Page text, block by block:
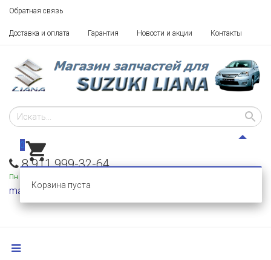
Обратная связь
Доставка и оплата Гарантия Новости и акции Контакты
8 911 999-32-64
Пн - Пт: 10 - 18,
mail@razborka-liana.ru
0
Корзина пуста